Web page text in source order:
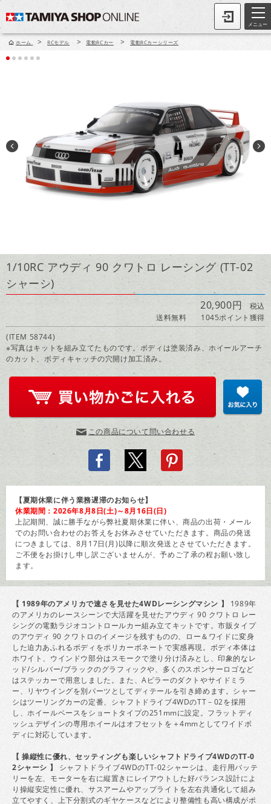
メニュー
ホーム > RCモデル > 電動RCカー > 電動RCカーシリーズ
1/10RC アウディ 90 クワトロ レーシング (TT-02
シャーシ)
20,900円税込
送料無料
1045ポイント獲得
(ITEM 58744)
※写真はキットを組み立てたものです。ボディは塗装済み、ホイールアーチ
のカット、ボディキャッチの穴開け加工済み。
この商品について問い合わせる
【夏期休業に伴う業務遅滞のお知らせ】
休業期間：2026年8月8日(土)～8月16日(日)
上記期間、誠に勝手ながら弊社夏期休業に伴い、商品の出荷・メール
でのお問い合わせのお答えをお休みさせていただきます。商品の発送
につきましては、8月17日(月)以降に順次発送とさせていただきます。
ご不便をお掛けし申し訳ございませんが、予めご了承の程お願い致し
ます。
【 1989年のアメリカで速さを見せた4WDレーシングマシン 】 1989年
のアメリカのレースシーンで大活躍を見せたアウディ 90 クワトロ レー
シングの電動ラジオコントロールカー組み立てキットです。市販タイプ
のアウディ 90 クワトロのイメージを残すものの、ロー＆ワイドに変身
した迫力あふれるボディをポリカーボネートで実感再現。ボディ本体は
ホワイト、ウインドウ部分はスモークで塗り分け済みとし、印象的なレ
ッド/シルバー/ブラックのグラフィックや、多くのスポンサーロゴなど
はステッカーで用意しました。また、Aピラーのダクトやサイドミラ
ー、リヤウイングを別パーツとしてディテールを引き締めます。シャー
シはツーリングカーの定番、シャフトドライブ4WDのTT－02を採用
し、ホイールベースをショートタイプの251mmに設定。フラットディ
ッシュデザインの専用ホイールはオフセットを＋4mmとしてワイドボ
ディに対応しています。
【 操縦性に優れ、セッティングも楽しいシャフトドライブ4WDのTT-0
2シャーシ 】 シャフトドライブ4WDのTT-02シャーシは、走行用バッテ
リーを左、モーターを右に縦置きにレイアウトした好バランス設計によ
り操縦安定性に優れ、サスアームやアップライトを左右共通化して組み
立てやすく、上下分割式のギヤケースなどにより整備性も高い構成がポ